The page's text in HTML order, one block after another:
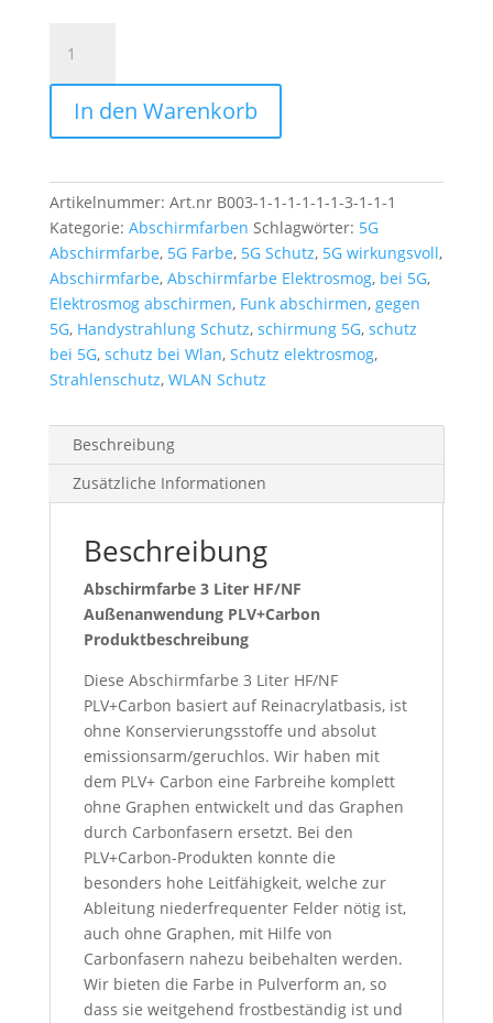
HF/NF
Outdoor
ohne
bis
zu
65dB
Menge
In den Warenkorb
Artikelnummer: Art.nr B003-1-1-1-1-1-1-3-1-1-1
Kategorie: Abschirmfarben Schlagwörter: 5G
Abschirmfarbe, 5G Farbe, 5G Schutz, 5G wirkungsvoll,
Abschirmfarbe, Abschirmfarbe Elektrosmog, bei 5G,
Elektrosmog abschirmen, Funk abschirmen, gegen
5G, Handystrahlung Schutz, schirmung 5G, schutz
bei 5G, schutz bei Wlan, Schutz elektrosmog,
Strahlenschutz, WLAN Schutz
Beschreibung
Zusätzliche Informationen
Beschreibung
Abschirmfarbe 3 Liter HF/NF
Außenanwendung PLV+Carbon
Produktbeschreibung
Diese Abschirmfarbe 3 Liter HF/NF
PLV+Carbon basiert auf Reinacrylatbasis, ist
ohne Konservierungsstoffe und absolut
emissionsarm/geruchlos. Wir haben mit
dem PLV+ Carbon eine Farbreihe komplett
ohne Graphen entwickelt und das Graphen
durch Carbonfasern ersetzt. Bei den
PLV+Carbon-Produkten konnte die
besonders hohe Leitfähigkeit, welche zur
Ableitung niederfrequenter Felder nötig ist,
auch ohne Graphen, mit Hilfe von
Carbonfasern nahezu beibehalten werden.
Wir bieten die Farbe in Pulverform an, so
dass sie weitgehend frostbeständig ist und